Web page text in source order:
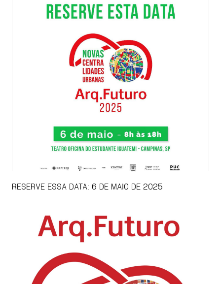
RESERVE ESSA DATA: 6 DE MAIO DE 2025